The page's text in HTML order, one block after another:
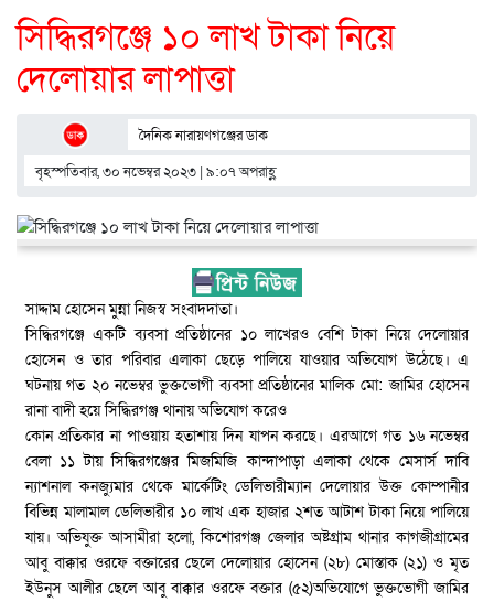
সিদ্ধিরগঞ্জে ১০ লাখ টাকা নিয়ে
দেলোয়ার লাপাত্তা
দৈনিক নারায়ণগঞ্জের ডাক
বৃহস্পতিবার, ৩০ নভেম্বর ২০২৩ | ৯:০৭ অপরাহ্ণ
সাদ্দাম হোসেন মুন্না নিজস্ব সংবাদদাতা।
সিদ্ধিরগঞ্জে একটি ব্যবসা প্রতিষ্ঠানের ১০ লাখেরও বেশি টাকা নিয়ে দেলোয়ার
হোসেন ও তার পরিবার এলাকা ছেড়ে পালিয়ে যাওয়ার অভিযোগ উঠেছে। এ
ঘটনায় গত ২০ নভেম্বর ভুক্তভোগী ব্যবসা প্রতিষ্ঠানের মালিক মো: জামির হোসেন
রানা বাদী হয়ে সিদ্ধিরগঞ্জ থানায় অভিযোগ করেও
কোন প্রতিকার না পাওয়ায় হতাশায় দিন যাপন করছে। এরআগে গত ১৬ নভেম্বর
বেলা ১১ টায় সিদ্ধিরগঞ্জের মিজমিজি কান্দাপাড়া এলাকা থেকে মেসার্স দাবি
ন্যাশনাল কনজ্যুমার থেকে মার্কেটিং ডেলিভারীম্যান দেলোয়ার উক্ত কোম্পানীর
বিভিন্ন মালামাল ডেলিভারীর ১০ লাখ এক হাজার ২শত আটাশ টাকা নিয়ে পালিয়ে
যায়। অভিযুক্ত আসামীরা হলো, কিশোরগঞ্জ জেলার অষ্টগ্রাম থানার কাগজীগ্রামের
আবু বাক্কার ওরফে বক্তারের ছেলে দেলোয়ার হোসেন (২৮) মোস্তাক (২১) ও মৃত
ইউনুস আলীর ছেলে আবু বাক্কার ওরফে বক্তার (৫২)অভিযোগে ভুক্তভোগী জামির